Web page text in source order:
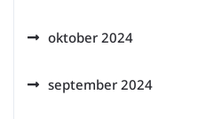
oktober 2024
september 2024